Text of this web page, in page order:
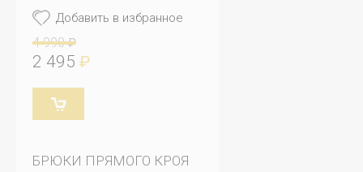
Добавить в избранное
4 990 ₽
2 495 ₽
БРЮКИ ПРЯМОГО КРОЯ